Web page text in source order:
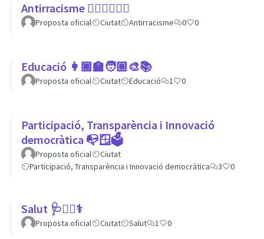
Antirracisme ✊🏾✊🏼✊🏿
Proposta oficial Ciutat Antirracisme 0 0
Educació 👩🏾‍🏫🧑🏼‍🎨📚
Proposta oficial Ciutat Educació 1 0
Participació, Transparència i Innovació
democràtica 📭🪟🗳
Proposta oficial
Ciutat
Participació, Transparència i Innovació democràtica
3 0
Salut 🩺👩‍⚕️⚕
Proposta oficial Ciutat Salut 1 0